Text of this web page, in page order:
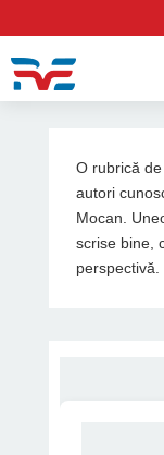
O rubrică
autori
Mocan.
scrise bine,
perspectivă.